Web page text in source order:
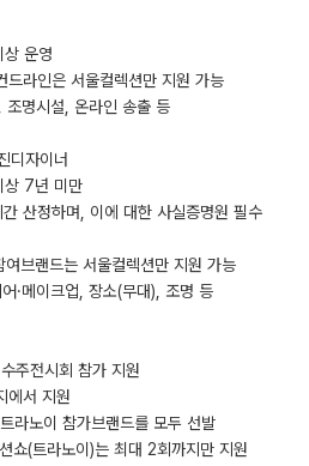
운영
라인은 서울컬렉션만 지원 가능
명시설, 온라인 송출 등
디자이너
상 7년 미만
산정하며, 이에 대한 사실증명원 필수
브랜드는 서울컬렉션만 지원 가능
·메이크업, 장소(무대), 조명 등
주전시회 참가 지원
에서 지원
라노이 참가브랜드를 모두 선발
쇼(트라노이)는 최대 2회까지만 지원